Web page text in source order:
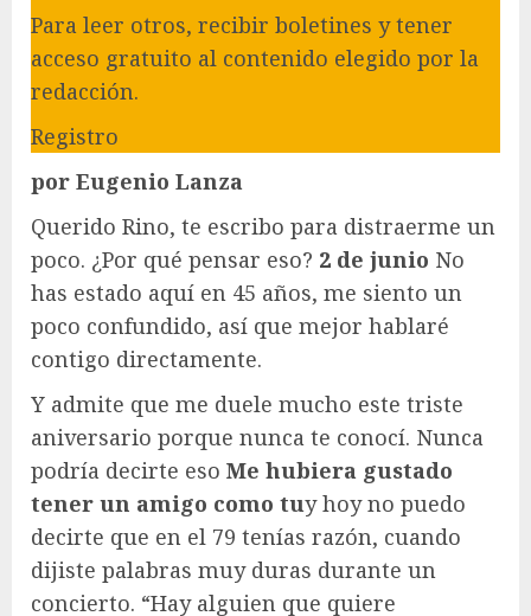
Para leer otros, recibir boletines y tener
acceso gratuito al contenido elegido por la
redacción.
Registro
por Eugenio Lanza
Querido Rino, te escribo para distraerme un
poco. ¿Por qué pensar eso? 2 de junio No
has estado aquí en 45 años, me siento un
poco confundido, así que mejor hablaré
contigo directamente.
Y admite que me duele mucho este triste
aniversario porque nunca te conocí. Nunca
podría decirte eso Me hubiera gustado
tener un amigo como tuy hoy no puedo
decirte que en el 79 tenías razón, cuando
dijiste palabras muy duras durante un
concierto. “Hay alguien que quiere